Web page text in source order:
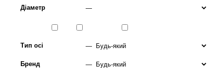
Діаметр
Тип осі
Бренд